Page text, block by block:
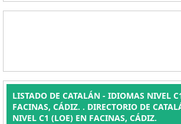
LISTADO DE CATALÁN - IDIOMAS NIVEL
FACINAS, CÁDIZ. . DIRECTORIO DE
NIVEL C1 (LOE) EN FACINAS, CÁDIZ.